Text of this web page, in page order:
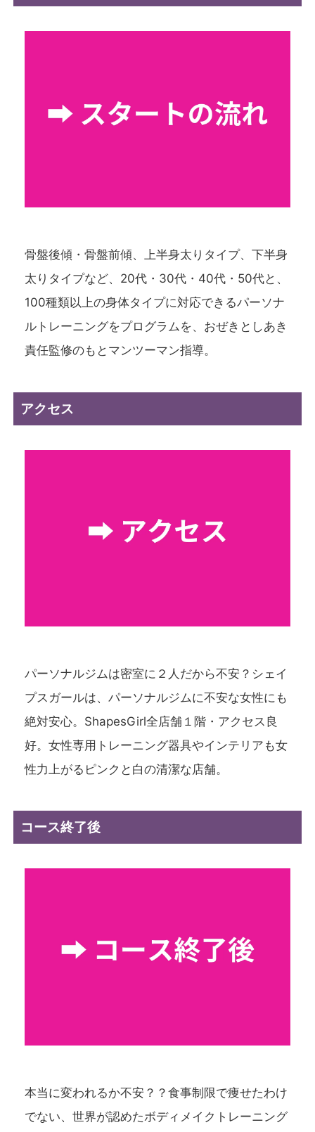
骨盤後傾・骨盤前傾、上半身太りタイプ、下半身
太りタイプなど、20代・30代・40代・50代と、
100種類以上の身体タイプに対応できるパーソナ
ルトレーニングをプログラムを、おぜきとしあき
責任監修のもとマンツーマン指導。
アクセス
パーソナルジムは密室に２人だから不安？シェイ
プスガールは、パーソナルジムに不安な女性にも
絶対安心。ShapesGirl全店舗１階・アクセス良
好。女性専用トレーニング器具やインテリアも女
性力上がるピンクと白の清潔な店舗。
コース終了後
本当に変われるか不安？？食事制限で痩せたわけ
でない、世界が認めたボディメイクトレーニング